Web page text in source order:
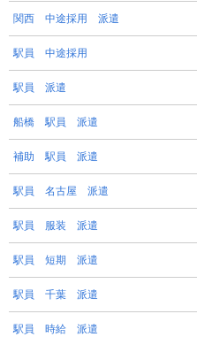
関西 中途採用 派遣
駅員 中途採用
駅員 派遣
船橋 駅員 派遣
補助 駅員 派遣
駅員 名古屋 派遣
駅員 服装 派遣
駅員 短期 派遣
駅員 千葉 派遣
駅員 時給 派遣